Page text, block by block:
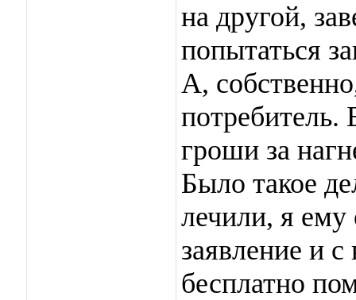
на другой,
попытаться
А,
потребитель.
гроши за
Было такое
лечили, я ему
заявление и
бесплатно